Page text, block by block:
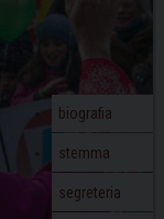
biografia
stemma
segreteria